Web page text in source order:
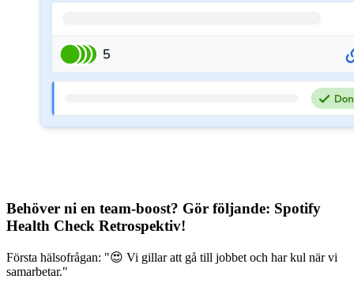
Behöver ni en team-boost? Gör följande: Spotify
Health Check Retrospektiv!
Första hälsofrågan: "😍 Vi gillar att gå till jobbet och har kul när vi
samarbetar."